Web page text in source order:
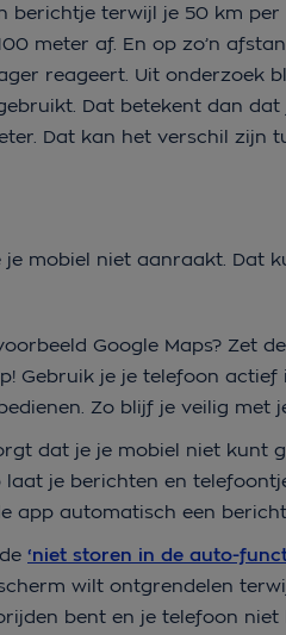
berichtje terwijl je 50 km
meter af. En op zo’n
reageert. Uit onderzoek
Dat betekent dan
Dat kan het verschil
mobiel niet aanraakt. Dat
Google Maps? Zet
Gebruik je je telefoon actief
Zo blijf je veilig met
dat je je mobiel niet kunt
laat je berichten en
app automatisch een
‘niet storen in de auto-
wilt ontgrendelen
bent en je telefoon niet